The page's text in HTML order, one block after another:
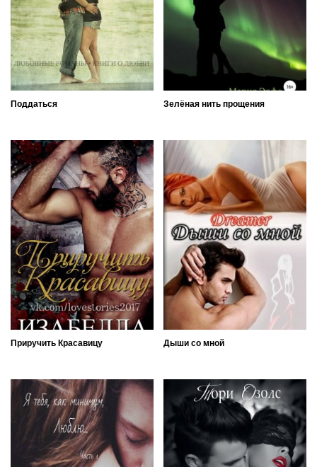
Поддаться Зелёная нить прощения
Приручить Красавицу Дыши со мной